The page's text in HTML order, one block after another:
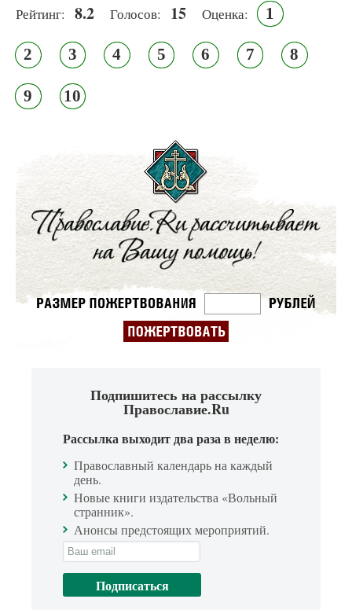
Рейтинг: 8.2 Голосов: 15 Оценка: 1
2 3 4 5 6 7 8
9 10
Подпишитесь на рассылку
Православие.Ru
Рассылка выходит два раза в неделю:
Православный календарь на каждый
день.
Новые книги издательства «Вольный
странник».
Анонсы предстоящих мероприятий.